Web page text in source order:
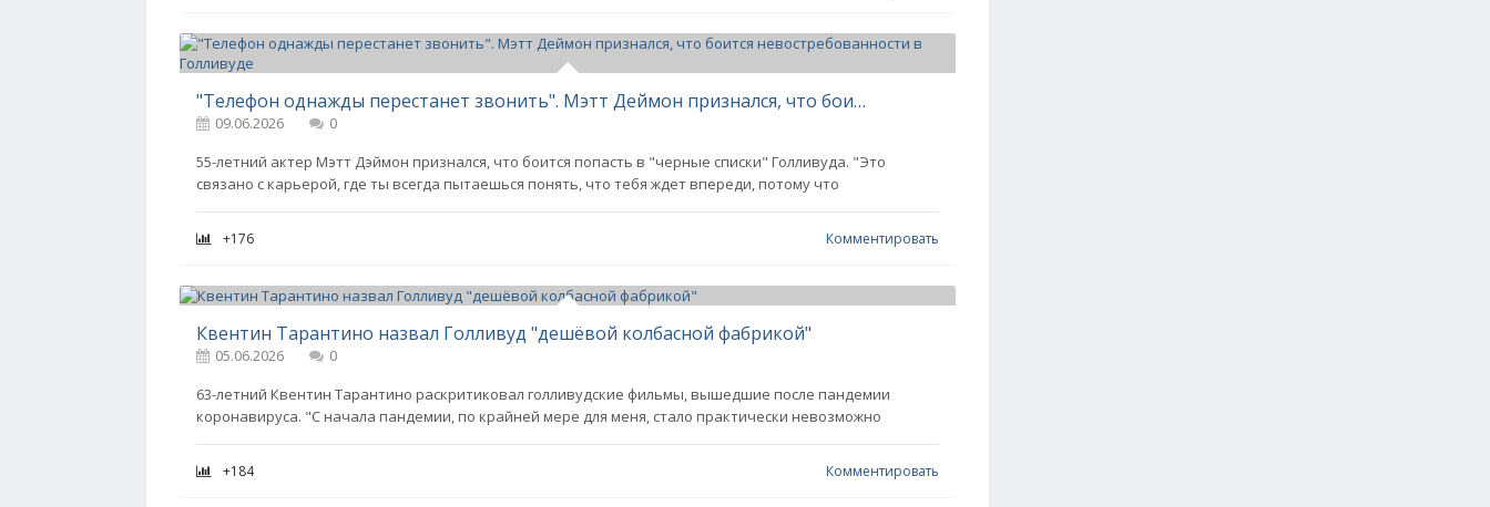
"Телефон однажды перестанет звонить". Мэтт Деймон признался, что боится невостребованности в Голливуде
09.06.2026
0
55-летний актер Мэтт Дэймон признался, что боится попасть в "черные списки" Голливуда. "Это
связано с карьерой, где ты всегда пытаешься понять, что тебя ждет впереди, потому что
+176 Комментировать
Квентин Тарантино назвал Голливуд "дешёвой колбасной фабрикой"
05.06.2026
0
63-летний Квентин Тарантино раскритиковал голливудские фильмы, вышедшие после пандемии
коронавируса. "С начала пандемии, по крайней мере для меня, стало практически невозможно
+184 Комментировать